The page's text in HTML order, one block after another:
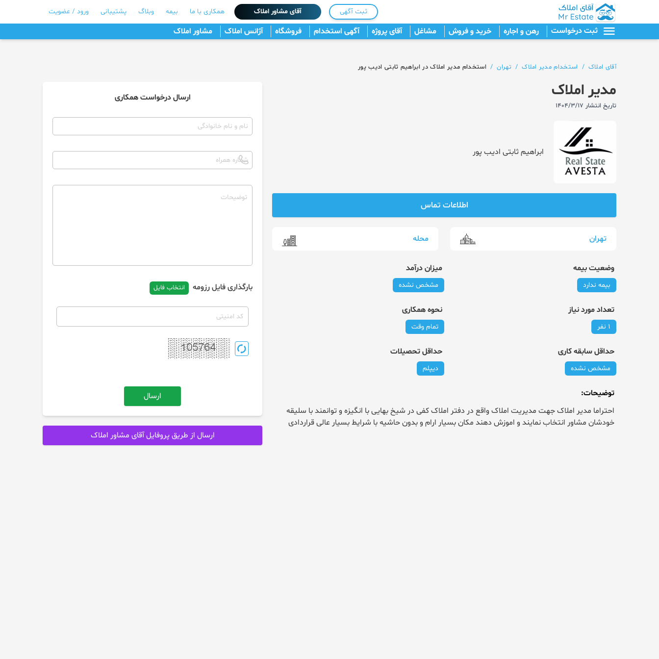
ثبت آگهی آقای مشاور املاک همکاری با ما بیمه وبلاگ پشتیبانی ورود / عضویت
ثبت درخواست رهن و اجاره خرید و فروش مشاغل آقای پروژه آگهی استخدام فروشگاه آژانس املاک مشاور املاک
آقای املاک / استخدام مدیر املاک / تهران / استخدام مدیر املاک در ابراهیم ثابتی ادیب پور
مدیر املاک
تاریخ انتشار 1404/3/17
ابراهیم ثابتی ادیب پور
اطلاعات تماس
تهران محله
وضعیت بیمه
بیمه ندارد
میزان درآمد
مشخص نشده
تعداد مورد نیاز
1 نفر
نحوه همکاری
تمام وقت
حداقل سابقه کاری
مشخص نشده
حداقل تحصیلات
دیپلم
توضیحات:
خودشان مشاور انتخاب نمایند و اموزش دهند مکان بسیار ارام و بدون حاشیه با شرایط بسیار عالی قراردادی
ارسال درخواست همکاری
بارگذاری فایل رزومه انتخاب فایل
ارسال
ارسال از طریق پروفایل آقای مشاور املاک